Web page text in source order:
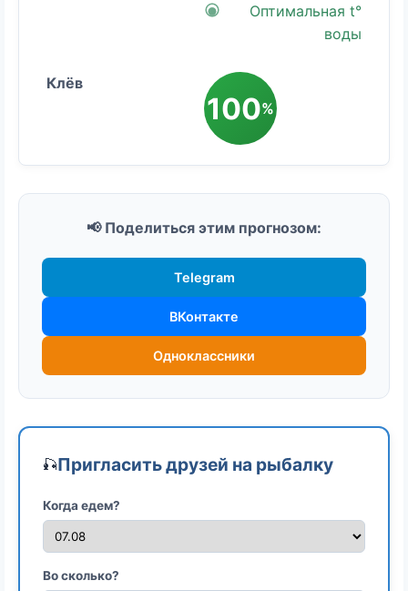
Оптимальная t°
воды
100%
📢 Поделиться этим прогнозом:
Telegram
ВКонтакте
Одноклассники
🎣Пригласить друзей на рыбалку
Когда едем?
Во сколько?